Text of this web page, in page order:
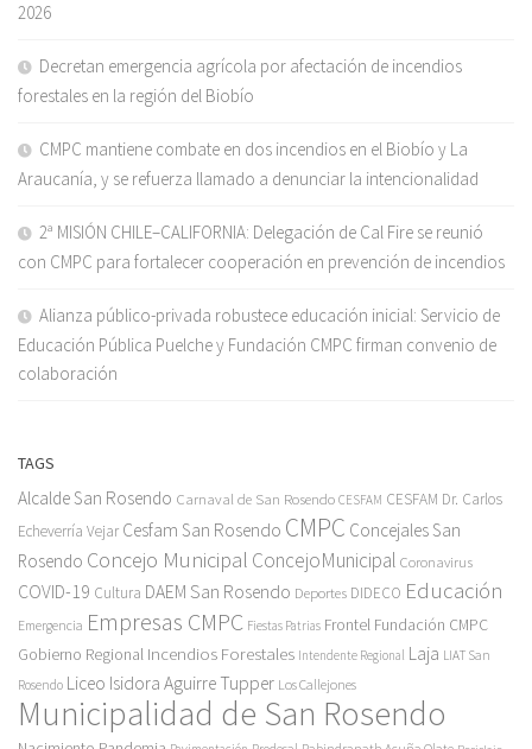
2026
Decretan emergencia agrícola por afectación de incendios
forestales en la región del Biobío
CMPC mantiene combate en dos incendios en el Biobío y La
Araucanía, y se refuerza llamado a denunciar la intencionalidad
2ª MISIÓN CHILE–CALIFORNIA: Delegación de Cal Fire se reunió
con CMPC para fortalecer cooperación en prevención de incendios
Alianza público-privada robustece educación inicial: Servicio de
Educación Pública Puelche y Fundación CMPC firman convenio de
colaboración
TAGS
Alcalde San Rosendo Carnaval de San Rosendo CESFAM CESFAM Dr. Carlos
Echeverría Vejar Cesfam San Rosendo CMPC Concejales San
Rosendo Concejo Municipal ConcejoMunicipal Coronavirus
COVID-19 Cultura DAEM San Rosendo Deportes DIDECO Educación
Emergencia Empresas CMPC Fiestas Patrias Frontel Fundación CMPC
Gobierno Regional Incendios Forestales Intendente Regional Laja LIAT San
Rosendo Liceo Isidora Aguirre Tupper Los Callejones
Municipalidad de San Rosendo